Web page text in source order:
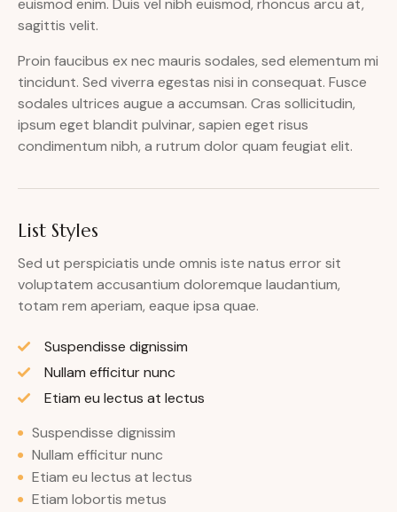
euismod enim. Duis vel nibh euismod, rhoncus arcu at,
sagittis velit.
Proin faucibus ex nec mauris sodales, sed elementum mi
tincidunt. Sed viverra egestas nisi in consequat. Fusce
sodales ultrices augue a accumsan. Cras sollicitudin,
ipsum eget blandit pulvinar, sapien eget risus
condimentum nibh, a rutrum dolor quam feugiat elit.
List Styles
Sed ut perspiciatis unde omnis iste natus error sit
voluptatem accusantium doloremque laudantium,
totam rem aperiam, eaque ipsa quae.
Suspendisse dignissim
Nullam efficitur nunc
Etiam eu lectus at lectus
Suspendisse dignissim
Nullam efficitur nunc
Etiam eu lectus at lectus
Etiam lobortis metus